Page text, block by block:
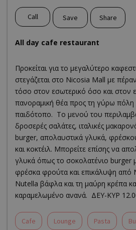
Call Save Share
All day cafe restaurant
Προκείται για το μεγαλύτερο
στεγάζεται στο Nicosia Mall με
τόσο στον εσωτερικό όσο και στον
πανοραμική θέα προς τη γύρω πόλη
παιδότοπο. Το μενού του
δροσερές σαλάτες, ιταλικές
burger, απολαυστικά γλυκά,
και κοκτέιλ. Μπορείτε επίσης να
γλυκά όπως το σοκολατένιο burger
φρέσκα φρούτα και επικάλυψη από
Nutella βάφλα και τη μαύρη κρέπα
καραμελωμένο ανανά. ΔΕΥ-ΚΥΡ
Cafe Lounge Pasta